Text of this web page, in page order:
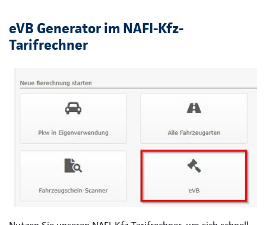
eVB Generator im NAFI-Kfz-
Tarifrechner